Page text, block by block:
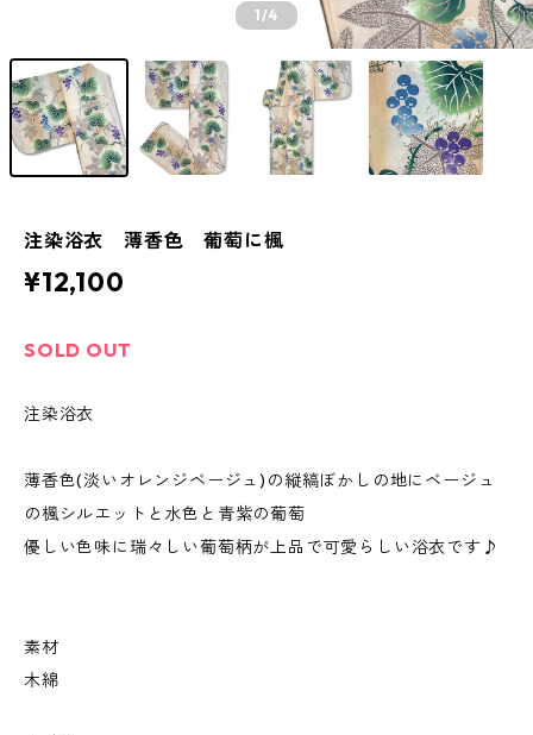
1/4
注染浴衣 薄香色 葡萄に楓
¥12,100
SOLD OUT
注染浴衣
薄香色(淡いオレンジベージュ)の縦縞ぼかしの地にベージュ
の楓シルエットと水色と青紫の葡萄
優しい色味に瑞々しい葡萄柄が上品で可愛らしい浴衣です♪
素材
木綿